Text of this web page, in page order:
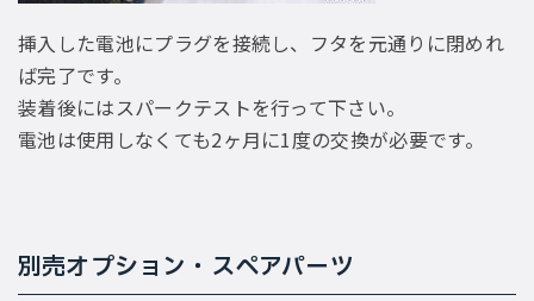
挿入した電池にプラグを接続し、フタを元通りに閉めれ
ば完了です。
装着後にはスパークテストを行って下さい。
電池は使用しなくても2ヶ月に1度の交換が必要です。
別売オプション・スペアパーツ